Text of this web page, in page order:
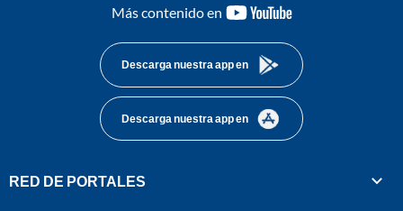
Más contenido en
youtube-
Descarga nuestra app en
Descarga nuestra app en
RED DE PORTALES